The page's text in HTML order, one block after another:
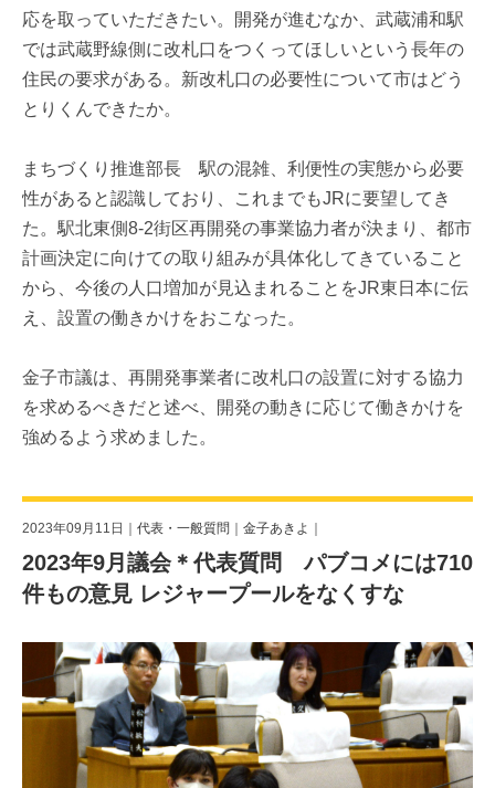
応を取っていただきたい。開発が進むなか、武蔵浦和駅
では武蔵野線側に改札口をつくってほしいという長年の
住民の要求がある。新改札口の必要性について市はどう
とりくんできたか。
まちづくり推進部長 駅の混雑、利便性の実態から必要
性があると認識しており、これまでもJRに要望してき
た。駅北東側8-2街区再開発の事業協力者が決まり、都市
計画決定に向けての取り組みが具体化してきていること
から、今後の人口増加が見込まれることをJR東日本に伝
え、設置の働きかけをおこなった。
金子市議は、再開発事業者に改札口の設置に対する協力
を求めるべきだと述べ、開発の動きに応じて働きかけを
強めるよう求めました。
2023年09月11日｜ 代表・一般質問 ｜ 金子あきよ ｜
2023年9月議会＊代表質問 パブコメには710
件もの意見 レジャープールをなくすな